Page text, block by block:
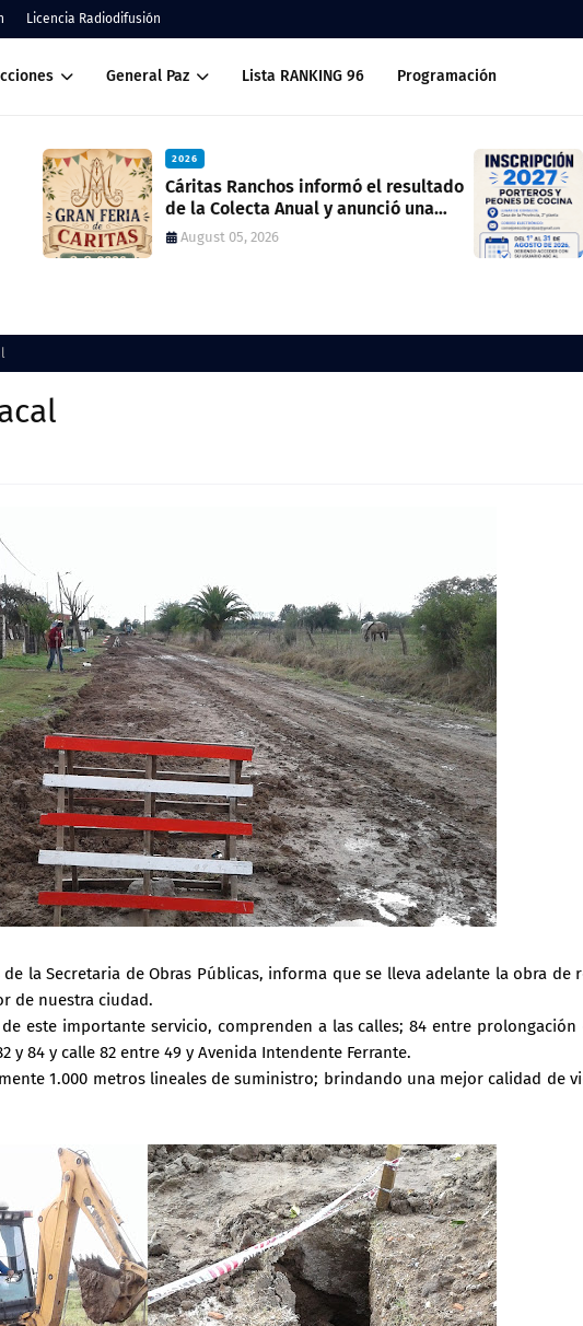
Licencia Radiodifusión
General Paz Lista RANKING 96 Programación
el resultado
una
Inscripción 2027 Porteros y Peones de
Cocina
July 28, 2026
de la Secretaria de Obras Públicas, informa que se lleva adelante la obra de
de nuestra ciudad.
este importante servicio, comprenden a las calles; 84 entre prolongación
y 84 y calle 82 entre 49 y Avenida Intendente Ferrante.
1.000 metros lineales de suministro; brindando una mejor calidad de